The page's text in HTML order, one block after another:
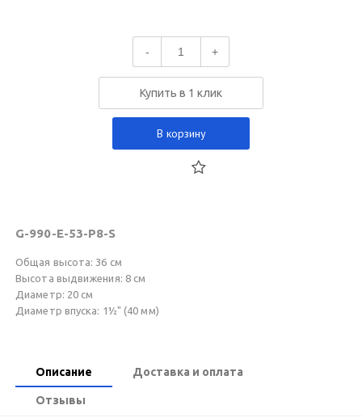
- +
Купить в 1 клик
В корзину
G-990-E-53-P8-S
Общая высота: 36 см
Высота выдвижения: 8 см
Диаметр: 20 см
Диаметр впуска: 1½" (40 мм)
Описание Доставка и оплата
Отзывы